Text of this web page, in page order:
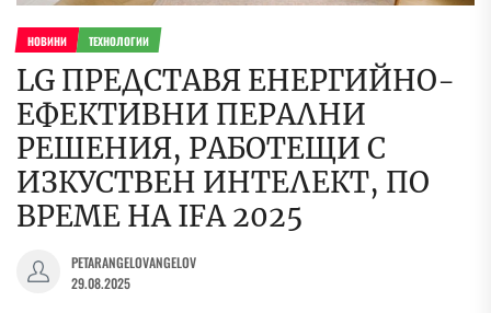
НОВИНИ ТЕХНОЛОГИИ
LG ПРЕДСТАВЯ ЕНЕРГИЙНО-
ЕФЕКТИВНИ ПЕРАЛНИ
РЕШЕНИЯ, РАБОТЕЩИ С
ИЗКУСТВЕН ИНТЕЛЕКТ, ПО
ВРЕМЕ НА IFA 2025
PETARANGELOVANGELOV
29.08.2025